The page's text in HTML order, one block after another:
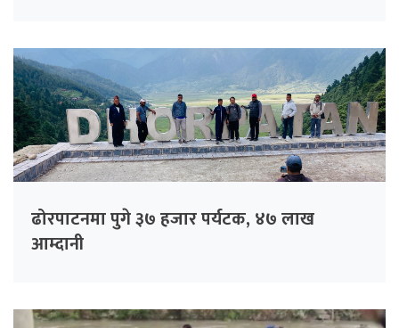
ढोरपाटनमा पुगे ३७ हजार पर्यटक, ४७ लाख
आम्दानी